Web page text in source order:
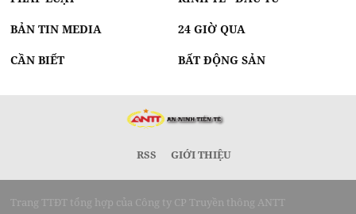
BẢN TIN MEDIA 24 GIỜ QUA
CẦN BIẾT BẤT ĐỘNG SẢN
RSS GIỚI THIỆU
Trang TTĐT tổng hợp của Công ty CP Truyền thông ANTT